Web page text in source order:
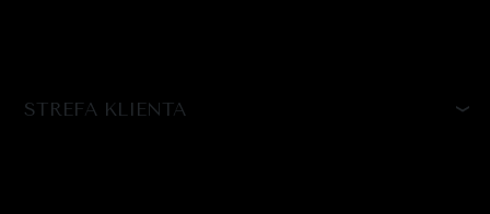
STREFA KLIENTA